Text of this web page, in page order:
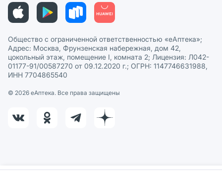
Политика в отношении обработки персональных данных
Общество с ограниченной ответственностью «еАптека»;
Адрес: Москва, Фрунзенская набережная, дом 42,
цокольный этаж, помещение I, комната 2; Лицензия: Л042-
01177-91/00587270 от 09.12.2020 г.; ОГРН: 1147746631988,
ИНН 7704865540
© 2026 eАптека. Все права защищены